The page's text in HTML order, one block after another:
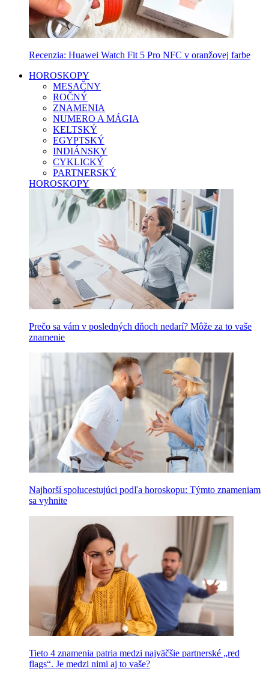
Recenzia: Huawei Watch Fit 5 Pro NFC v oranžovej farbe
HOROSKOPY
MESAČNY
ROČNÝ
ZNAMENIA
NUMERO A MÁGIA
KELTSKÝ
EGYPTSKÝ
INDIÁNSKY
CYKLICKÝ
PARTNERSKÝ
HOROSKOPY
Prečo sa vám v posledných dňoch nedarí? Môže za to vaše
znamenie
Najhorší spolucestujúci podľa horoskopu: Týmto znameniam
sa vyhnite
Tieto 4 znamenia patria medzi najväčšie partnerské „red
flags“. Je medzi nimi aj to vaše?